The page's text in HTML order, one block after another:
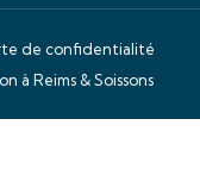
de confidentialité
à Reims & Soissons